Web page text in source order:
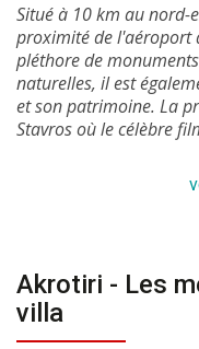
Situé à 10 km au nord-
proximité de l'aéroport
pléthore de
naturelles, il est
et son patrimoine. La
Stavros où le célèbre
Akrotiri - Les
villa